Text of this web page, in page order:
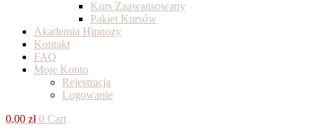
Kurs Zaawansowany
Pakiet Kursów
Akademia Hipnozy
Kontakt
FAQ
Moje Konto
Rejestracja
Logowanie
0.00 zł 0 Cart